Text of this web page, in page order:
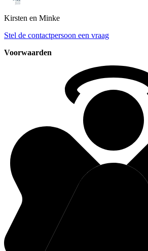
Kirsten en Minke
Stel de contactpersoon een vraag
Voorwaarden